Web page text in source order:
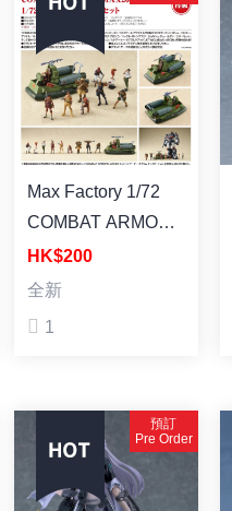
Max Factory 1/72
COMBAT ARMORS
MAX26 太陽之牙套
組 組裝模型 (再販)
HK$200
全新
1
預訂
Pre Order